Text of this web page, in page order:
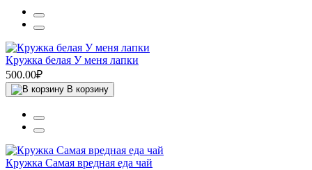
Кружка белая У меня лапки
500.00₽
В корзину
Кружка Самая вредная еда чай